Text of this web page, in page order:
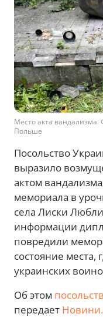
Место акта вандализма.
Польше
Посольство
выразило
актом
мемориала в
села Лиски
информации
повредили
состояние места,
украинских
Об этом
передает